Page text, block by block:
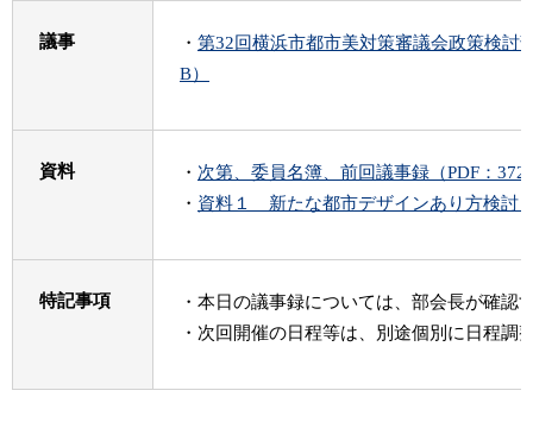
議事 ・ 第32回横浜市都市美対策審議会政策検討
B）
資料 ・ 次第、委員名簿、前回議事録（PDF：
・ 資料１ 新たな都市デザインあり方検討
特記事項
・本日の議事録については、部会長が確認
・次回開催の日程等は、別途個別に日程調